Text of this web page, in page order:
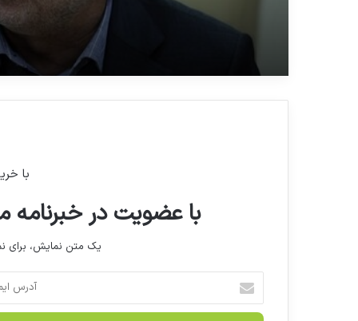
با
با عضویت در خبرنامه
یک متن نمایش،
ر